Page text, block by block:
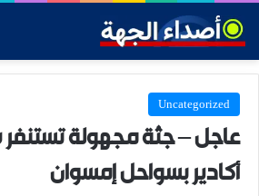
Uncategorized
عاجل – جثة مجهولة
أكادير بسواحل إمسوان